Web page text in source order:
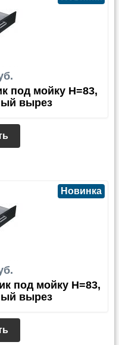
под мойку H=83,
вырез
Новинка
под мойку H=83,
вырез